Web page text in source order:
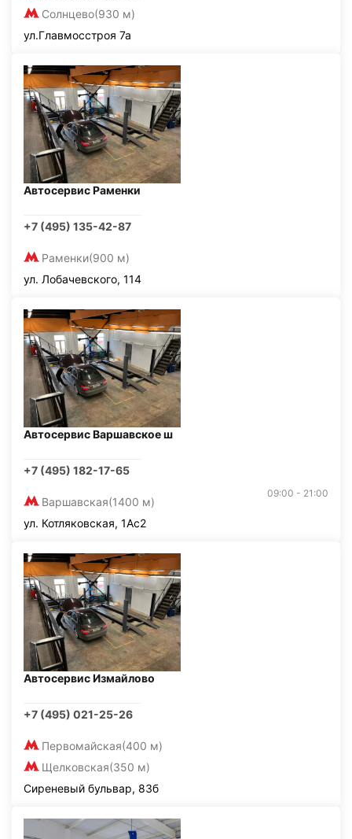
Солнцево(930 м)
ул.Главмосстроя 7а
Автосервис Раменки
+7 (495) 135-42-87
Раменки(900 м)
ул. Лобачевского, 114
Автосервис Варшавское ш
+7 (495) 182-17-65
Варшавская(1400 м)
09:00 - 21:00
ул. Котляковская, 1Ас2
Автосервис Измайлово
+7 (495) 021-25-26
Первомайская(400 м)
Щелковская(350 м)
Сиреневый бульвар, 83б